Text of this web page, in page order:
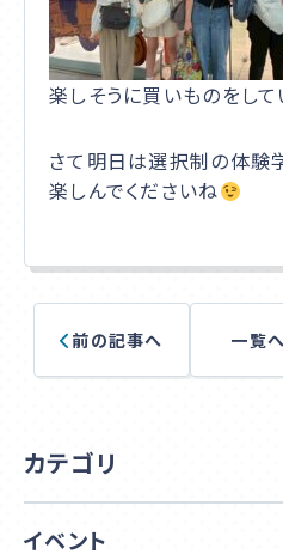
楽しそうに買いものをして
さて明日は選択制の体験
楽しんでくださいね
前の記事へ 一覧へ
カテゴリ
イベント